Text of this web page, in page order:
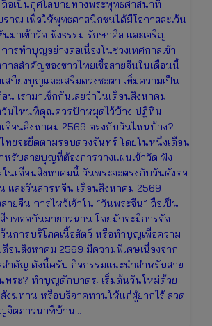
อเป็นกุศโลบายทางพระพุทธศาสนาที่
าณ เพื่อให้พุทธศาสนิกชนได้มีโอกาสละเว้น
มาเข้าวัด ฟังธรรม รักษาศีล และเจริญ
รทำบุญอย่างต่อเนื่องในช่วงเทศกาลเข้า
าลสำคัญของชาวไทยเชื้อสายจีนในเดือนนี้
สบียงบุญและเสริมดวงชะตา เพิ่มความเป็น
น เรามาเช็กกันเลยว่าในเดือนสิงหาคม
นไหนที่คุณควรปักหมุดไว้บ้าง ปฏิทิน
ดือนสิงหาคม 2569 ตรงกับวันไหนบ้าง?
ทยจะยึดตามรอบดวงจันทร์ โดยในหนึ่งเดือน
รับสายบุญที่ต้องการวางแผนเข้าวัด ฟัง
นเดือนสิงหาคมนี้ วันพระจะตรงกับวันดังต่อ
และวันสารทจีน เดือนสิงหาคม 2569
ายจีน การไหว้เจ้าใน “วันพระจีน” ถือเป็น
บทอดกันมายาวนาน โดยมักจะมีการจัด
ว้นการบริโภคเนื้อสัตว์ หรือทำบุญเพื่อความ
ดือนสิงหาคม 2569 มีความพิเศษเนื่องจาก
สำคัญ ดังนี้ครับ กิจกรรมแนะนำสำหรับสาย
พระ? ทำบุญตักบาตร: เริ่มต้นวันใหม่ด้วย
งฆทาน หรือบริจาคทานให้แก่ผู้ยากไร้ สวด
จิตภาวนาที่บ้าน…